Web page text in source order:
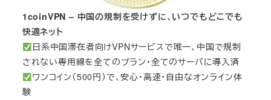
1coinVPN – 中国の規制を受けずに、いつでもどこでも
快適ネット
日系中国滞在者向けVPNサービスで唯一、中国で規制
されない専用線を全てのプラン・全てのサーバに導入済
ワンコイン（500円）で、安心・高速・自由なオンライン体
験